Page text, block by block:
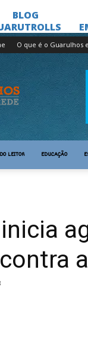
O que é o Guarulhos
DO LEITOR EDUCAÇÃO